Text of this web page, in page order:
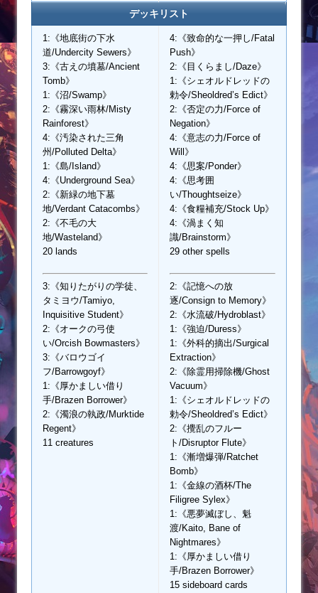
デッキリスト
1:《地底街の下水
道/Undercity Sewers》
3:《古えの墳墓/Ancient
Tomb》
1:《沼/Swamp》
2:《霧深い雨林/Misty
Rainforest》
4:《汚染された三角
州/Polluted Delta》
1:《島/Island》
4:《Underground Sea》
2:《新緑の地下墓
地/Verdant Catacombs》
2:《不毛の大
地/Wasteland》
20 lands
3:《知りたがりの学徒、
タミヨウ/Tamiyo,
Inquisitive Student》
2:《オークの弓使
い/Orcish Bowmasters》
3:《バロウゴイ
フ/Barrowgoyf》
1:《厚かましい借り
手/Brazen Borrower》
2:《濁浪の執政/Murktide
Regent》
11 creatures
4:《致命的な一押し/Fatal
Push》
2:《目くらまし/Daze》
1:《シェオルドレッドの
勅令/Sheoldred’s Edict》
2:《否定の力/Force of
Negation》
4:《意志の力/Force of
Will》
4:《思案/Ponder》
4:《思考囲
い/Thoughtseize》
4:《食糧補充/Stock Up》
4:《渦まく知
識/Brainstorm》
29 other spells
2:《記憶への放
逐/Consign to Memory》
2:《水流破/Hydroblast》
1:《強迫/Duress》
1:《外科的摘出/Surgical
Extraction》
2:《除霊用掃除機/Ghost
Vacuum》
1:《シェオルドレッドの
勅令/Sheoldred’s Edict》
2:《攪乱のフルー
ト/Disruptor Flute》
1:《漸増爆弾/Ratchet
Bomb》
1:《金線の酒杯/The
Filigree Sylex》
1:《悪夢滅ぼし、魁
渡/Kaito, Bane of
Nightmares》
1:《厚かましい借り
手/Brazen Borrower》
15 sideboard cards